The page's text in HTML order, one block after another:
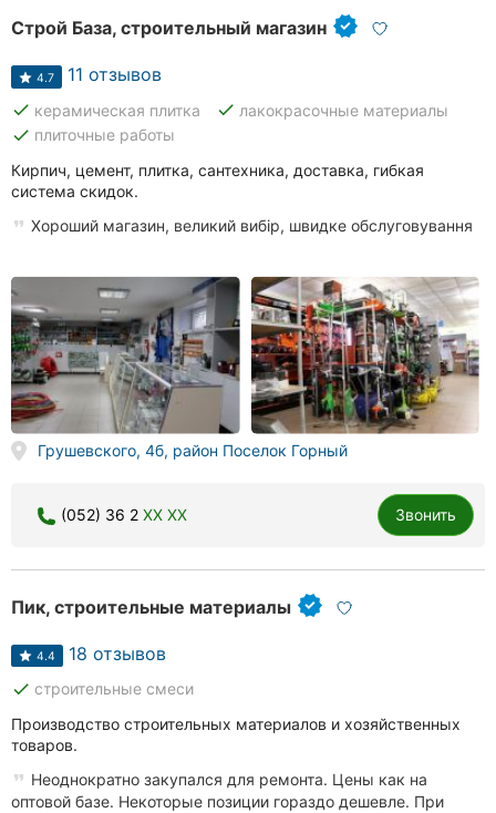
Строй База, строительный магазин
4.7 11 отзывов
done керамическая плитка done лакокрасочные материалы
done плиточные работы
Кирпич, цемент, плитка, сантехника, доставка, гибкая
система скидок.
Хороший магазин, великий вибір, швидке обслуговування
Грушевского, 4б, район Поселок Горный
(052) 36 2 XX XX Звонить
Пик, строительные материалы
4.4 18 отзывов
done строительные смеси
Производство строительных материалов и хозяйственных
товаров.
Неоднократно закупался для ремонта. Цены как на
оптовой базе. Некоторые позиции гораздо дешевле. При